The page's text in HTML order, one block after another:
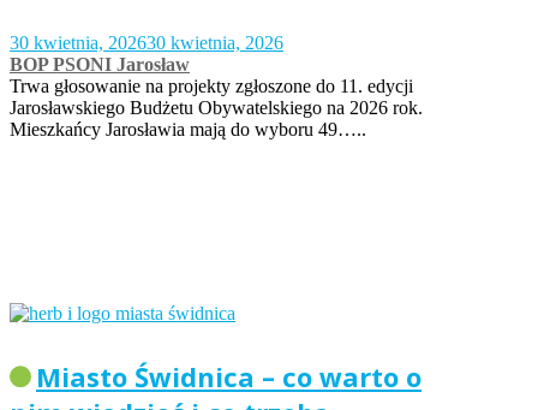
30 kwietnia, 202630 kwietnia, 2026
BOP PSONI Jarosław
Trwa głosowanie na projekty zgłoszone do 11. edycji
Jarosławskiego Budżetu Obywatelskiego na 2026 rok.
Mieszkańcy Jarosławia mają do wyboru 49…..
Miasto Świdnica – co warto o